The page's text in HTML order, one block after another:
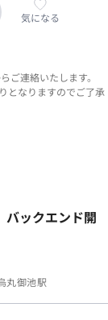
気になる
ご連絡いたします。
となりますのでご了承
バックエンド開
丸御池駅